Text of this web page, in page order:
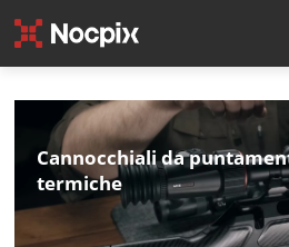
Cannocchiali da
termiche